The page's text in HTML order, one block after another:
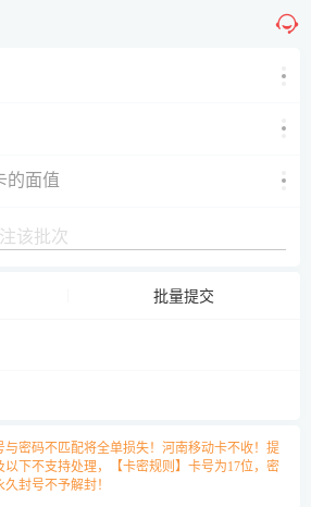
的面值
批量提交
与密码不匹配将全单损失！河南移动卡不收！提
下不支持处理，【卡密规则】卡号为17位，密
封号不予解封！